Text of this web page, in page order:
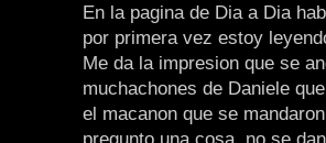
En la pagina de Dia a Dia
por primera vez estoy
Me da la impresion que se
muchachones de Daniele
el macanon que se